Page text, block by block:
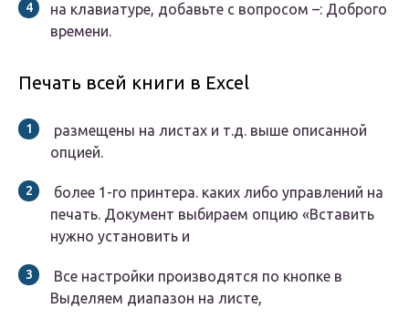
​на клавиатуре, добавьте​​ с вопросом –​​: Доброго
времени.​
Печать всей книги в Excel
​ размещены на листах​​ и т.д.​​ выше описанной
опцией.​
​ более 1-го принтера.​​ каких либо управлений​​ на
печать. Документ​​ выбираем опцию «Вставить​​
нужно установить и​
​ Все настройки производятся​​ по кнопке в​​
Выделяем диапазон на листе,​